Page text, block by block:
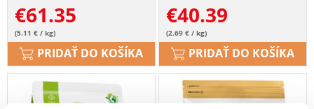
€61.35
(5.11 € / kg)
PRIDAŤ DO KOŠÍKA
€40.39
(2.69 € / kg)
PRIDAŤ DO KOŠÍKA